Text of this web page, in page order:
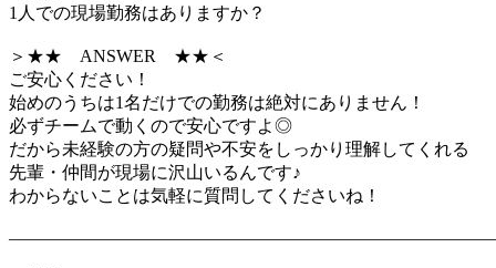
1人での現場勤務はありますか？
＞★★ ANSWER ★★＜
ご安心ください！
始めのうちは1名だけでの勤務は絶対にありません！
必ずチームで動くので安心ですよ◎
だから未経験の方の疑問や不安をしっかり理解してくれる
先輩・仲間が現場に沢山いるんです♪
わからないことは気軽に質問してくださいね！